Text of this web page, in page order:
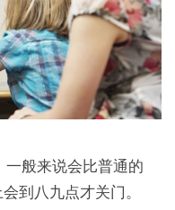
一般来说会比普通的
到八九点才关门。